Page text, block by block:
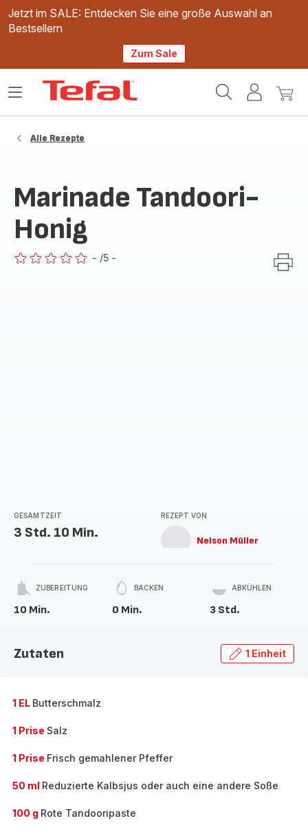
Jetzt im SALE: Entdecken Sie eine große Auswahl an
Bestsellern
Zum Sale
Mein
Mein
Das
Alle Rezepte
Marinade Tandoori-
Honig
- /5 -
GESAMTZEIT
3 Std. 10 Min.
REZEPT VON
Nelson Müller
ZUBEREITUNG
10 Min.
BACKEN
0 Min.
ABKÜHLEN
3 Std.
Zutaten 1 Einheit
1 EL Butterschmalz
1 Prise Salz
1 Prise Frisch gemahlener Pfeffer
50 ml Reduzierte Kalbsjus oder auch eine andere Soße
100 g Rote Tandooripaste